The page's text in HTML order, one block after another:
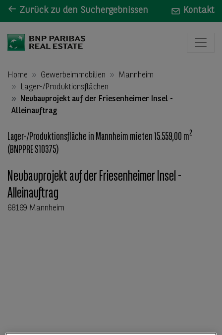
Zurück zu den Suchergebnissen Kontakt
Home Gewerbeimmobilien
Mannheim
Lager-/Produktionsflächen
Neubauprojekt auf der Friesenheimer Insel -
Alleinauftrag
Lager-/Produktionsfläche in Mannheim mieten 15.559,00 m2
(BNPPRE S10375)
Neubauprojekt auf der Friesenheimer Insel -
Alleinauftrag
68169 Mannheim